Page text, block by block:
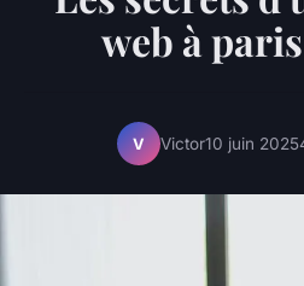
web à
V Victor10 juin 2025